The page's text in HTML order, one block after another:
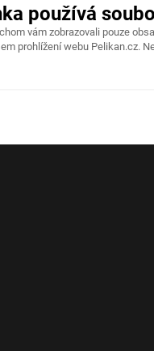
Na stránce
používá
vám zobrazovali pouze
prohlížení webu Pelikan.cz.